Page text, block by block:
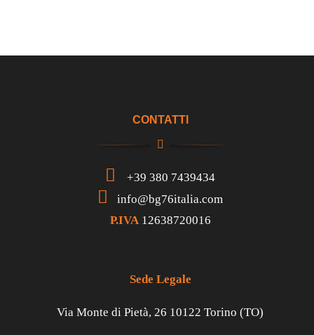
CONTATTI
+39 380 7439434
info@bg76italia.com
P.IVA 12638720016
Sede Legale
Via Monte di Pietà, 26 10122 Torino (TO)